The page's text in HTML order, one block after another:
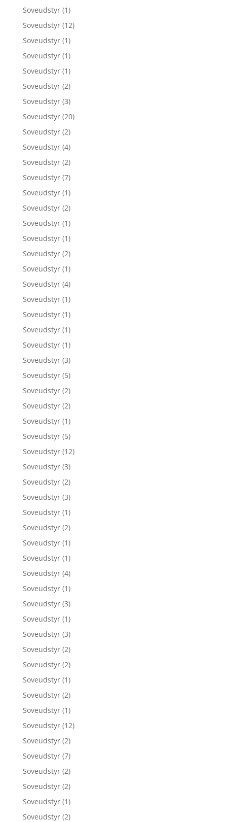
Soveudstyr (1)
Soveudstyr (12)
Soveudstyr (1)
Soveudstyr (1)
Soveudstyr (1)
Soveudstyr (2)
Soveudstyr (3)
Soveudstyr (20)
Soveudstyr (2)
Soveudstyr (4)
Soveudstyr (2)
Soveudstyr (7)
Soveudstyr (1)
Soveudstyr (2)
Soveudstyr (1)
Soveudstyr (1)
Soveudstyr (2)
Soveudstyr (1)
Soveudstyr (4)
Soveudstyr (1)
Soveudstyr (1)
Soveudstyr (1)
Soveudstyr (1)
Soveudstyr (3)
Soveudstyr (5)
Soveudstyr (2)
Soveudstyr (2)
Soveudstyr (1)
Soveudstyr (5)
Soveudstyr (12)
Soveudstyr (3)
Soveudstyr (2)
Soveudstyr (3)
Soveudstyr (1)
Soveudstyr (2)
Soveudstyr (1)
Soveudstyr (1)
Soveudstyr (4)
Soveudstyr (1)
Soveudstyr (3)
Soveudstyr (1)
Soveudstyr (3)
Soveudstyr (2)
Soveudstyr (2)
Soveudstyr (1)
Soveudstyr (2)
Soveudstyr (1)
Soveudstyr (12)
Soveudstyr (2)
Soveudstyr (7)
Soveudstyr (2)
Soveudstyr (2)
Soveudstyr (1)
Soveudstyr (2)